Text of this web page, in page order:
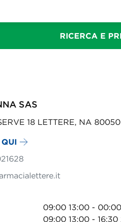
RICERCA E
SAS
18 LETTERE, NA 80050
09:00 13:00 -
09:00 13:00 - 16:30